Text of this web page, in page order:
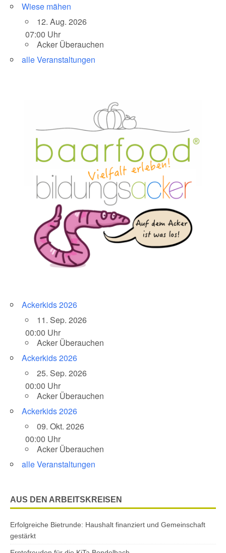
Wiese mähen
12. Aug. 2026
07:00 Uhr
Acker Überauchen
alle Veranstaltungen
Ackerkids 2026
11. Sep. 2026
00:00 Uhr
Acker Überauchen
Ackerkids 2026
25. Sep. 2026
00:00 Uhr
Acker Überauchen
Ackerkids 2026
09. Okt. 2026
00:00 Uhr
Acker Überauchen
alle Veranstaltungen
AUS DEN ARBEITSKREISEN
Erfolgreiche Bietrunde: Haushalt finanziert und Gemeinschaft
gestärkt